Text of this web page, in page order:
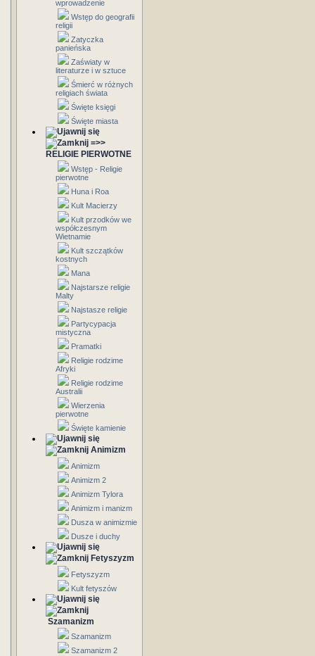
wprowadzenie
Wstęp do geografii
religii
Zatyczka
panieńska
Zaświaty w
literaturze i w sztuce
Śmierć w różnych
religiach świata
Święte księgi
Święte miasta
=>>
RELIGIE PIERWOTNE
Wstęp - Religie
pierwotne
Huna i Roa
Kult Macierzy
Kult przodków we
współczesnym
Wietnamie
Kult szczątków
kostnych
Mana
Najstarsze religie
Malty
Najstasze religie
Partycypacja
mistyczna
Pramatki
Religie rodzime
Afryki
Religie rodzime
Australii
Wierzenia
pierwotne
Święte kamienie
Animizm
Animizm
Animizm 2
Animizm Tylora
Animizm i manizm
Dusza w animizmie
Dusze i duchy
Fetyszyzm
Fetyszyzm
Kult fetyszów
Szamanizm
Szamanizm
Szamanizm 2